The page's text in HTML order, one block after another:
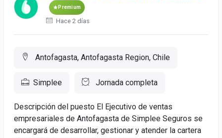
Premium
Hace 2 días
Antofagasta, Antofagasta Region, Chile
Simplee Jornada completa
Descripción del puesto El Ejecutivo de ventas
empresariales de Antofagasta de Simplee Seguros se
encargará de desarrollar, gestionar y atender la cartera